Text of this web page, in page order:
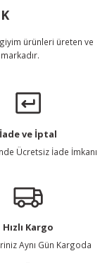
ürünleri üreten ve
İade ve İptal
Ücretsiz İade İmkanı
Hızlı Kargo
Aynı Gün Kargoda